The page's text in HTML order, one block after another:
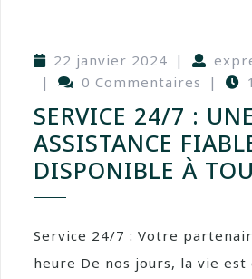
22 janvier 2024 |
|
0 Commentaires |
SERVICE 24/7 : UNE
ASSISTANCE
DISPONIBLE À
Service 24/7 : Votre
heure De nos jours, la vie est